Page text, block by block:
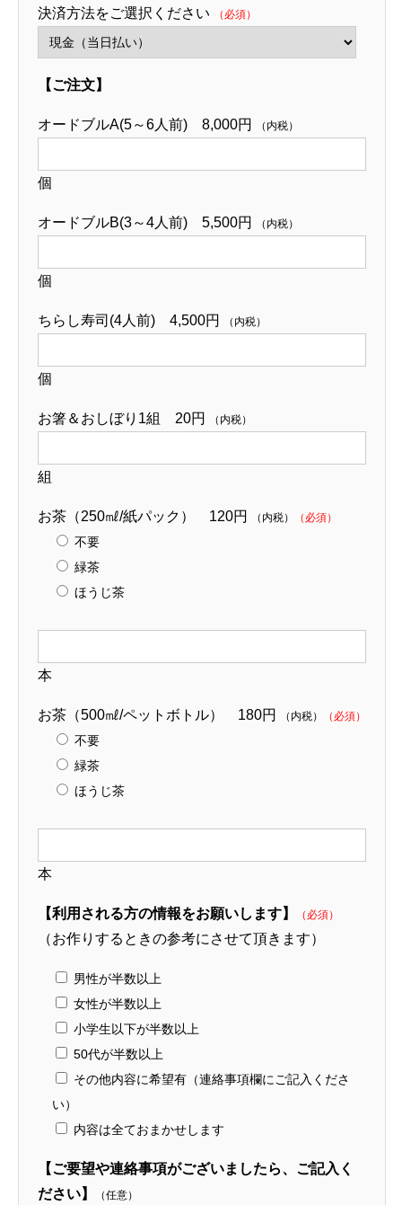
決済方法をご選択ください （必須）
【ご注文】
オードブルA(5～6人前) 8,000円 （内税）
個
オードブルB(3～4人前) 5,500円 （内税）
個
ちらし寿司(4人前) 4,500円 （内税）
個
お箸＆おしぼり1組 20円 （内税）
組
お茶（250㎖/紙パック） 120円 （内税） （必須）
不要
緑茶
ほうじ茶
本
お茶（500㎖/ペットボトル） 180円 （内税） （必須）
不要
緑茶
ほうじ茶
本
【利用される方の情報をお願いします】 （必須）
（お作りするときの参考にさせて頂きます）
男性が半数以上
女性が半数以上
小学生以下が半数以上
50代が半数以上
その他内容に希望有（連絡事項欄にご記入くださ
い）
内容は全ておまかせします
【ご要望や連絡事項がございましたら、ご記入く
ださい】
（任意）